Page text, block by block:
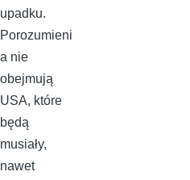
upadku.
Porozumieni
a nie
obejmują
USA, które
będą
musiały,
nawet